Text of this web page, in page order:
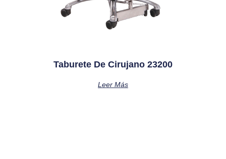
Taburete De Cirujano 23200
Leer Más